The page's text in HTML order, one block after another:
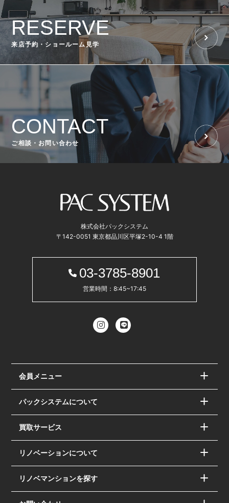
RESERVE
来店予約・ショールーム見学
CONTACT
ご相談・お問い合わせ
株式会社パックシステム
〒142-0051 東京都品川区平塚2-10-4 1階
03-3785-8901
営業時間：8:45~17:45
会員メニュー
パックシステムについて
買取サービス
リノベーションについて
リノベマンションを探す